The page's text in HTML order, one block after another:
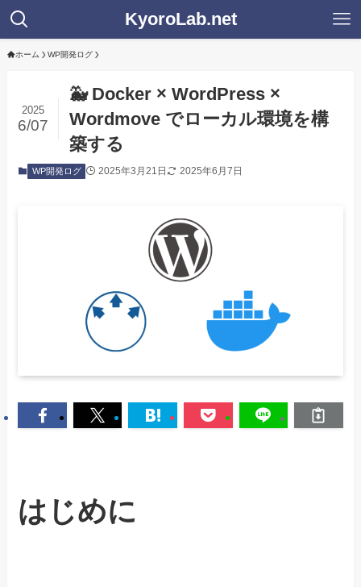
KyoroLab.net
ホーム WP開発ログ
🐳 Docker × WordPress ×
Wordmove でローカル環境を構
築する
2025
6/07
WP開発ログ 2025年3月21日 2025年6月7日
はじめに